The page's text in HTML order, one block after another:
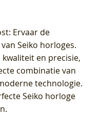
: Ervaar de
Seiko horloges.
en precisie,
combinatie van
technologie.
Seiko horloge